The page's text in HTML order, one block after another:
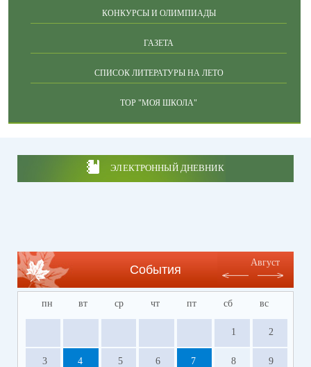
КОНКУРСЫ И ОЛИМПИАДЫ
ГАЗЕТА
СПИСОК ЛИТЕРАТУРЫ НА ЛЕТО
ТОР "МОЯ ШКОЛА"
ЭЛЕКТРОННЫЙ ДНЕВНИК
События
Август
пн вт ср чт пт сб вс
1 2
3 4 5 6 7 8 9